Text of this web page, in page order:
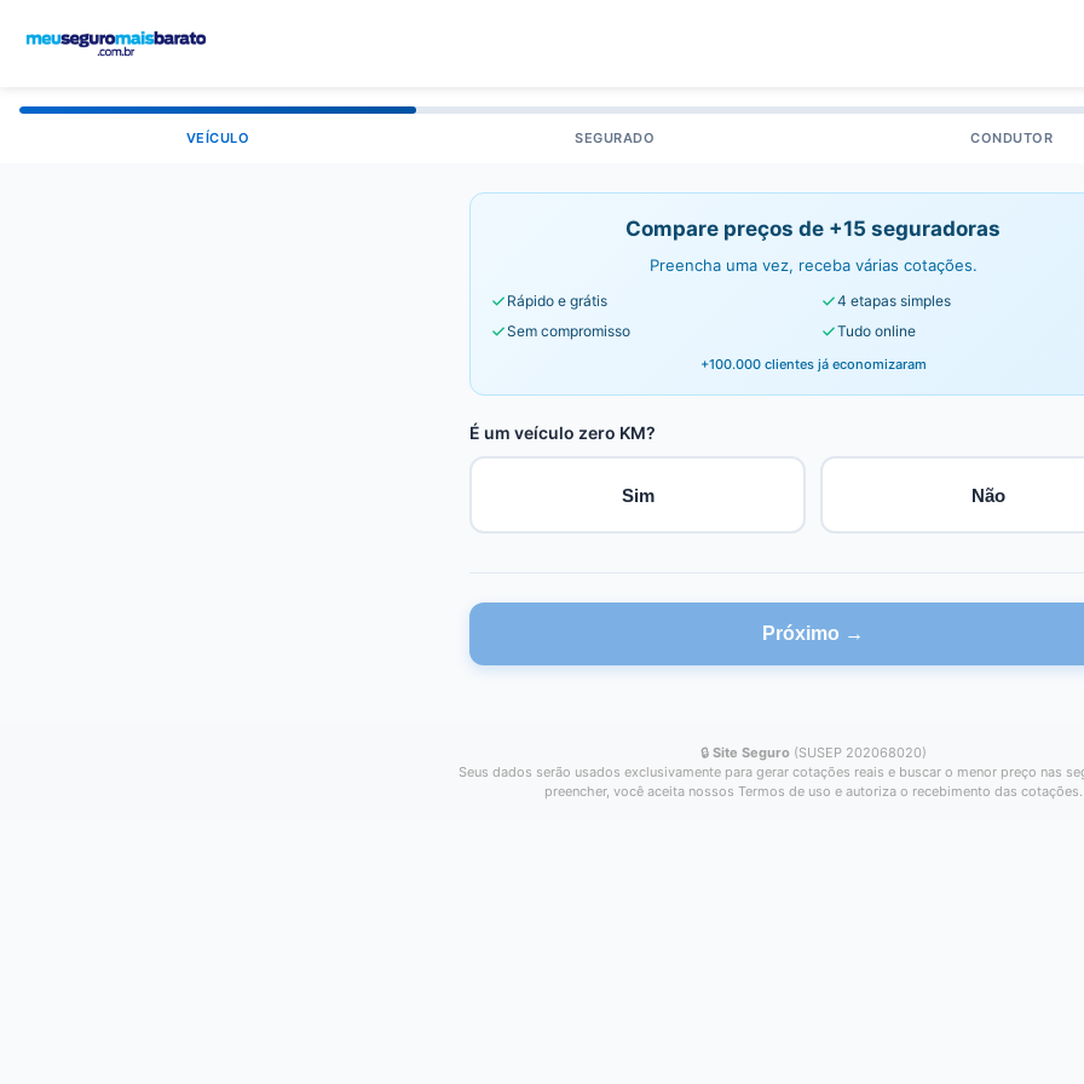
VEÍCULO SEGURADO CONDUTOR
Compare preços de +15 seguradoras
Preencha uma vez, receba várias cotações.
Rápido e grátis
4 etapas simples
Sem compromisso
Tudo online
+100.000 clientes já economizaram
É um veículo zero KM?
Sim Não
Próximo →
🔒 Site Seguro (SUSEP 202068020)
Seus dados serão usados exclusivamente para gerar cotações reais e buscar o menor preço nas
preencher, você aceita nossos Termos de uso e autoriza o recebimento das cotações.